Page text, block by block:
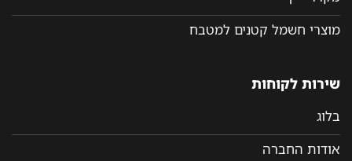
מוצרי חשמל קטנים למטבח
שירות לקוחות
בלוג
אודות החברה